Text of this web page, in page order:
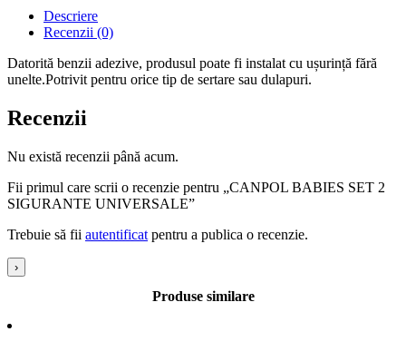
Descriere
Recenzii (0)
Datorită benzii adezive, produsul poate fi instalat cu ușurință fără
unelte.Potrivit pentru orice tip de sertare sau dulapuri.
Recenzii
Nu există recenzii până acum.
Fii primul care scrii o recenzie pentru „CANPOL BABIES SET 2
SIGURANTE UNIVERSALE”
Trebuie să fii autentificat pentru a publica o recenzie.
›
Produse similare